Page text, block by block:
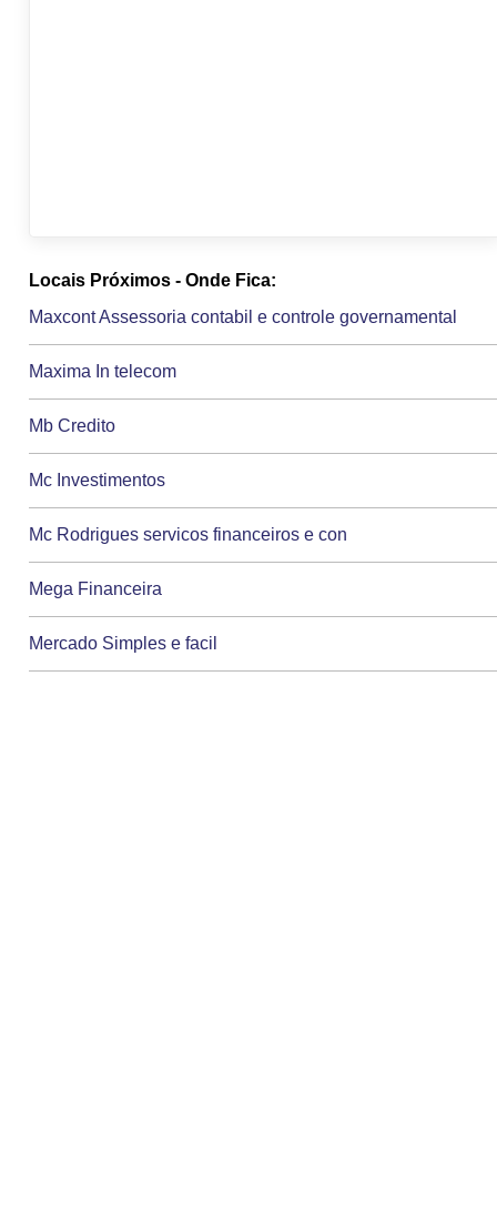
Locais Próximos - Onde Fica:
Maxcont Assessoria contabil e controle governamental
Maxima In telecom
Mb Credito
Mc Investimentos
Mc Rodrigues servicos financeiros e con
Mega Financeira
Mercado Simples e facil